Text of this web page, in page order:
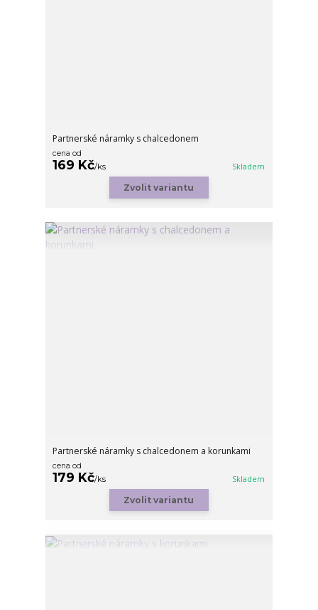
Partnerské náramky s chalcedonem
cena od
169 Kč/ks Skladem
Zvolit variantu
Partnerské náramky s chalcedonem a korunkami
cena od
179 Kč/ks Skladem
Zvolit variantu